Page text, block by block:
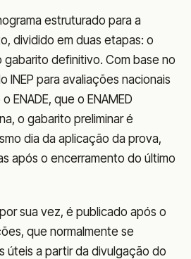
estruturado para a
dividido em duas etapas: o
gabarito definitivo. Com base no
INEP para avaliações nacionais
ENADE, que o ENAMED
o gabarito preliminar é
dia da aplicação da prova,
após o encerramento do último
sua vez, é publicado após o
que normalmente se
úteis a partir da divulgação do